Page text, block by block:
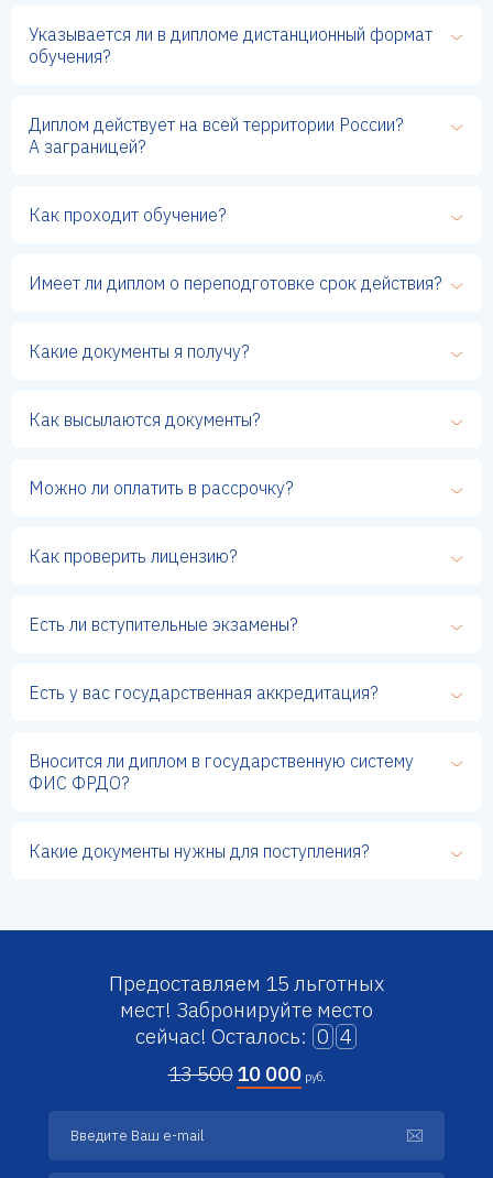
Указывается ли в дипломе дистанционный формат
обучения?
Диплом действует на всей территории России?
А заграницей?
Как проходит обучение?
Имеет ли диплом о переподготовке срок действия?
Какие документы я получу?
Как высылаются документы?
Можно ли оплатить в рассрочку?
Как проверить лицензию?
Есть ли вступительные экзамены?
Есть у вас государственная аккредитация?
Вносится ли диплом в государственную систему
ФИС ФРДО?
Какие документы нужны для поступления?
Предоставляем 15 льготных
мест! Забронируйте место
сейчас! Осталось: 0 4
13 50010 000 руб.